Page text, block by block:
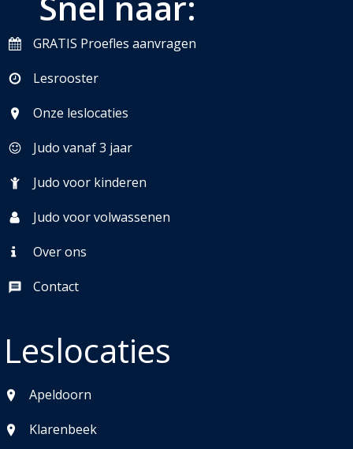
GRATIS Proefles aanvragen
Lesrooster
Onze leslocaties
Judo vanaf 3 jaar
Judo voor kinderen
Judo voor volwassenen
Over ons
Contact
Leslocaties
Apeldoorn
Klarenbeek